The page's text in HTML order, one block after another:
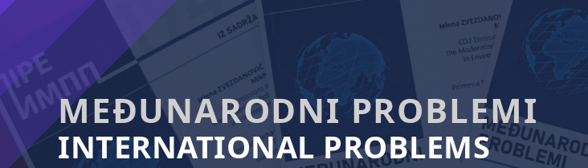
Skip
MEĐUNARODNI PROBLEMI
INTERNATIONAL PROBLEMS